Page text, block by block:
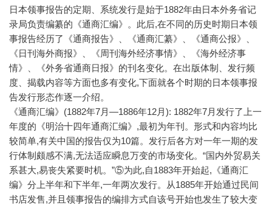
日本领事报告的定期、系统发行是始于1882年由日本外务省记
录局负责编纂的《通商汇编》。此后,在不同的历史时期日本领
事报告经历了《通商报告》、《通商汇纂》、《通商公报》、
《日刊海外商报》、《周刊海外经济事情》、《海外经济事
情》、《外务省通商日报》的刊名变化。在出版体制、发行频
度、揭载内容等方面也多有变化,下面就各个时期的日本领事报
告发行形态作逐一介绍。
《通商汇编》(1882年7月—1886年12月): 1882年7月发行了上一
年度的《明治十四年通商汇编》,最初为年刊。形式和内容均比
较简单,有关中国的报告仅为10篇。发行后各方对一年一期的发
行体制颇感不满,无法适应瞬息万变的市场变化。“国内外贸易关
系甚大,易丧失紧要时机。”⑤为此,自1883年开始起,《通商汇
编》分上半年和下半年,一年两次发行。从1885年开始通过民间
书店发售,并且领事报告的编排方式自该号开始也发生了较大变